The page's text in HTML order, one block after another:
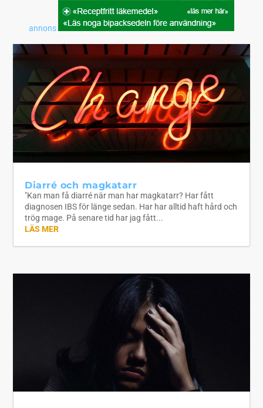
annons
Diarré och magkatarr
"Kan man få diarré när man har magkatarr? Har fått
diagnosen IBS för länge sedan. Har har alltid haft hård och
trög mage. På senare tid har jag fått...
LÄS MER